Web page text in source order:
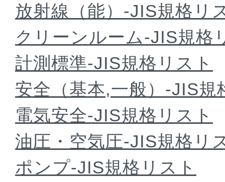
放射線（能）-JIS規格リ
クリーンルーム-JIS規格
計測標準-JIS規格リスト
安全（基本,一般）-JIS規
電気安全-JIS規格リスト
油圧・空気圧-JIS規格リ
ポンプ-JIS規格リスト